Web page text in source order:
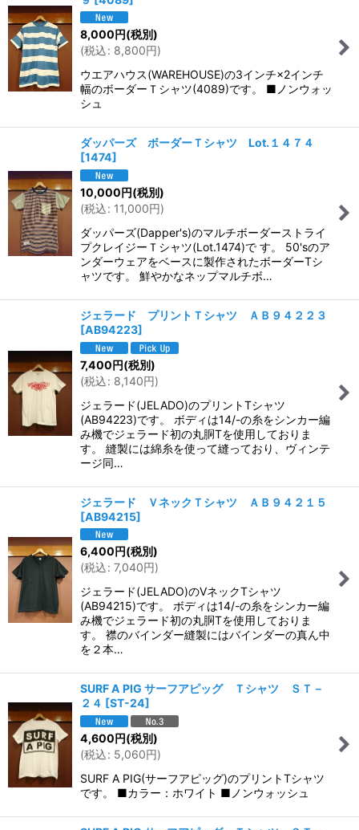
8,000円(税別)
(税込: 8,800円)
ウエアハウス(WAREHOUSE)の3インチ×2インチ
幅のボーダーＴシャツ(4089)です。 ■ノンウォッ
シュ
ダッパーズ ボーダーＴシャツ Lot.１４７４
[1474]
10,000円(税別)
(税込: 11,000円)
ダッパーズ(Dapper's)のマルチボーダーストライ
プクレイジーＴシャツ(Lot.1474)で す。 50'sのア
ンダーウェアをベースに製作されたボーダーTシ
ャツです。 鮮やかなネップマルチボ…
ジェラード プリントＴシャツ ＡＢ９４２２３
[AB94223]
7,400円(税別)
(税込: 8,140円)
ジェラード(JELADO)のプリントTシャツ
(AB94223)です。 ボディは14/-の糸をシンカー編
み機でジェラード初の丸胴Tを使用しておりま
す。 縫製には綿糸を使って縫っており、ヴィンテ
ージ同…
ジェラード ＶネックＴシャツ ＡＢ９４２１５
[AB94215]
6,400円(税別)
(税込: 7,040円)
ジェラード(JELADO)のVネックTシャツ
(AB94215)です。 ボディは14/-の糸をシンカー編
み機でジェラード初の丸胴Tを使用しておりま
す。 襟のバインダー縫製にはバインダーの真ん中
を２本…
SURF A PIG サーフアピッグ Ｔシャツ ＳＴ－
２４ [ST-24]
4,600円(税別)
(税込: 5,060円)
SURF A PIG(サーフアピッグ)のプリントTシャツ
です。 ■カラー：ホワイト ■ノンウォッシュ